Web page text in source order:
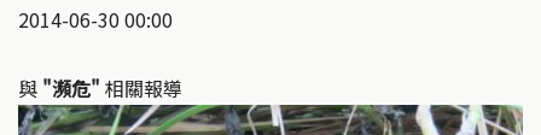
2014-06-30 00:00
與 "瀕危" 相關報導